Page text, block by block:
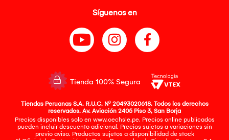
Síguenos en
Tienda 100% Segura
Tiendas Peruanas S.A. R.U.C. Nº 20493020618. Todos los derechos
reservados. Av. Aviación 2405 Piso 3, San Borja
Precios disponibles solo en www.oechsle.pe. Precios online publicados
pueden incluir descuento adicional. Precios sujetos a variaciones sin
previo aviso. Productos sujetos a disponibilidad de stock